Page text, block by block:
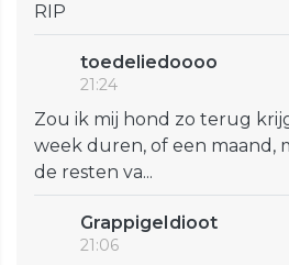
RIP
toedeliedoooo
21:24
Zou ik mij hond zo terug
week duren, of een maand,
de resten va...
GrappigeIdioot
21:06